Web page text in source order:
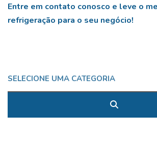
Entre em contato conosco e leve o
refrigeração para o seu negócio!